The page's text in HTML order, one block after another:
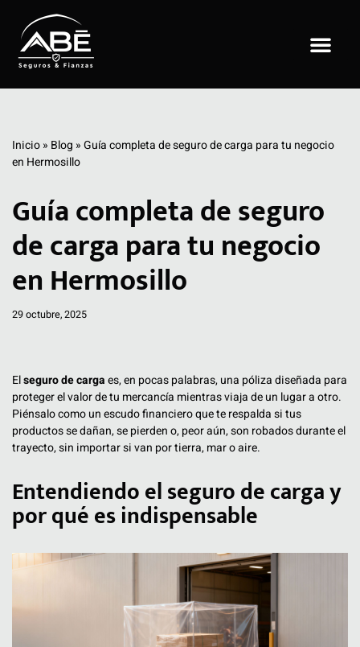
Saltar
al
Inicio» Blog »Guía completa de seguro de carga para tu negocio
en Hermosillo
Guía completa de seguro
de carga para tu negocio
en Hermosillo
29 octubre, 2025
Elseguro de cargaes, en pocas palabras, una póliza diseñada para
proteger el valor de tu mercancía mientras viaja de un lugar a otro.
Piénsalo como un escudo financiero que te respalda si tus
productos se dañan, se pierden o, peor aún, son robados durante el
trayecto, sin importar si van por tierra, mar o aire.
Entendiendo el seguro de carga y
por qué es indispensable